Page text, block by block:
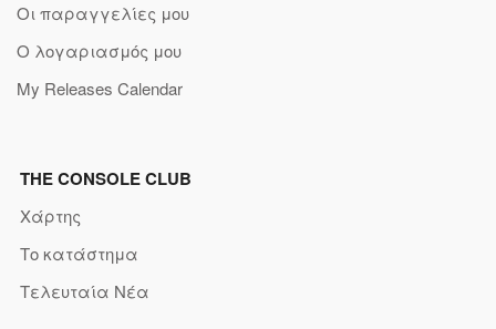
Οι παραγγελίες μου
Ο λογαριασμός μου
My Releases Calendar
THE CONSOLE CLUB
Χάρτης
Το κατάστημα
Τελευταία Νέα